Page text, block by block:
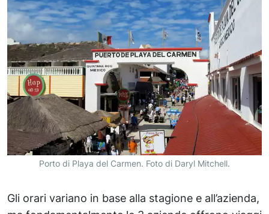
Porto di Playa del Carmen. Foto di Daryl Mitchell.
Gli orari variano in base alla stagione e all’azienda,